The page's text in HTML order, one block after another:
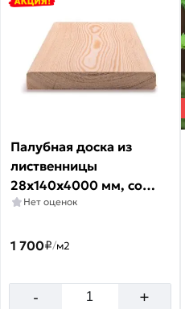
Палубная доска из
лиственницы
28x140х4000 мм, cорт
ВСНет оценок
1 700₽/м2
- +